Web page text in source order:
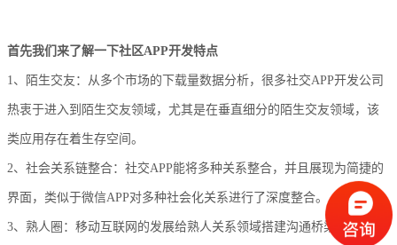
首先我们来了解一下社区APP开发特点
1、陌生交友：从多个市场的下载量数据分析，很多社交APP开发公司
热衷于进入到陌生交友领域，尤其是在垂直细分的陌生交友领域，该
类应用存在着生存空间。
2、社会关系链整合：社交APP能将多种关系整合，并且展现为简捷的
界面，类似于微信APP对多种社会化关系进行了深度整合。
3、熟人圈：移动互联网的发展给熟人关系领域搭建沟通桥梁，从目前